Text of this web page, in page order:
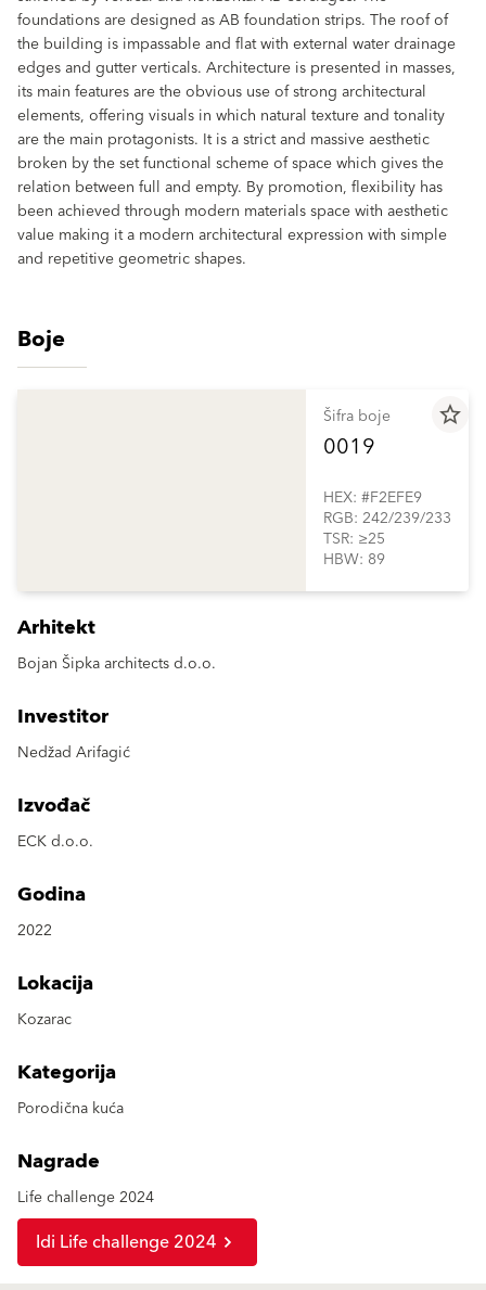
foundations are designed as AB foundation strips. The roof of
the building is impassable and flat with external water drainage
edges and gutter verticals. Architecture is presented in masses,
its main features are the obvious use of strong architectural
elements, offering visuals in which natural texture and tonality
are the main protagonists. It is a strict and massive aesthetic
broken by the set functional scheme of space which gives the
relation between full and empty. By promotion, flexibility has
been achieved through modern materials space with aesthetic
value making it a modern architectural expression with simple
and repetitive geometric shapes.
Boje
star_border
Šifra boje
0019
HEX: #F2EFE9
RGB: 242/239/233
TSR: ≥25
HBW: 89
Arhitekt
Bojan Šipka architects d.o.o.
Investitor
Nedžad Arifagić
Izvođač
ECK d.o.o.
Godina
2022
Lokacija
Kozarac
Kategorija
Porodična kuća
Nagrade
Life challenge 2024
Idi Life challenge 2024